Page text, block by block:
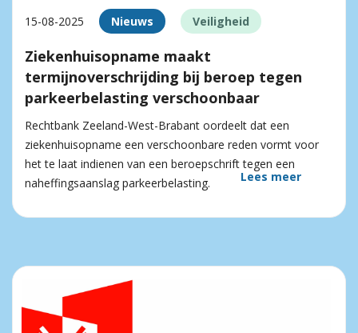
15-08-2025 Nieuws Veiligheid
Ziekenhuisopname maakt
termijnoverschrijding bij beroep tegen
parkeerbelasting verschoonbaar
Rechtbank Zeeland-West-Brabant oordeelt dat een
ziekenhuisopname een verschoonbare reden vormt voor
het te laat indienen van een beroepschrift tegen een
naheffingsaanslag parkeerbelasting.
Lees meer